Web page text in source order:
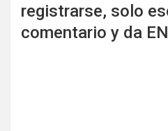
registrarse, solo
comentario y da